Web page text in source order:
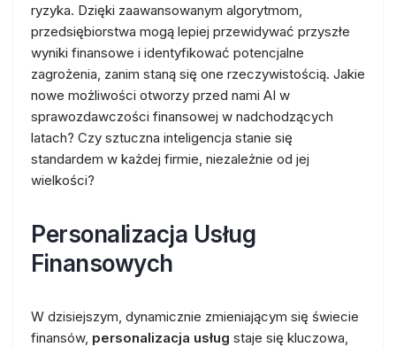
ryzyka. Dzięki zaawansowanym algorytmom,
przedsiębiorstwa mogą lepiej przewidywać przyszłe
wyniki finansowe i identyfikować potencjalne
zagrożenia, zanim staną się one rzeczywistością. Jakie
nowe możliwości otworzy przed nami AI w
sprawozdawczości finansowej w nadchodzących
latach? Czy sztuczna inteligencja stanie się
standardem w każdej firmie, niezależnie od jej
wielkości?
Personalizacja Usług
Finansowych
W dzisiejszym, dynamicznie zmieniającym się świecie
finansów, personalizacja usług staje się kluczowa,